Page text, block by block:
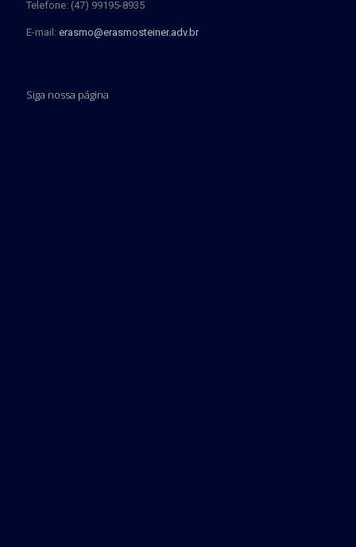
Telefone: (47) 99195-8935
E-mail: erasmo@erasmosteiner.adv.br
Siga nossa página